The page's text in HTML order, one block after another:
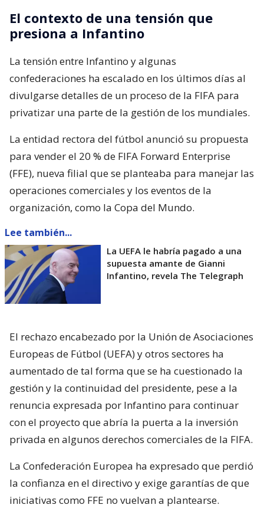
El contexto de una tensión que
presiona a Infantino
La tensión entre Infantino y algunas
confederaciones ha escalado en los últimos días al
divulgarse detalles de un proceso de la FIFA para
privatizar una parte de la gestión de los mundiales.
La entidad rectora del fútbol anunció su propuesta
para vender el 20 % de FIFA Forward Enterprise
(FFE), nueva filial que se planteaba para manejar las
operaciones comerciales y los eventos de la
organización, como la Copa del Mundo.
Lee también...
La UEFA le habría pagado a una
supuesta amante de Gianni
Infantino, revela The Telegraph
El rechazo encabezado por la Unión de Asociaciones
Europeas de Fútbol (UEFA) y otros sectores ha
aumentado de tal forma que se ha cuestionado la
gestión y la continuidad del presidente, pese a la
renuncia expresada por Infantino para continuar
con el proyecto que abría la puerta a la inversión
privada en algunos derechos comerciales de la FIFA.
La Confederación Europea ha expresado que perdió
la confianza en el directivo y exige garantías de que
iniciativas como FFE no vuelvan a plantearse.